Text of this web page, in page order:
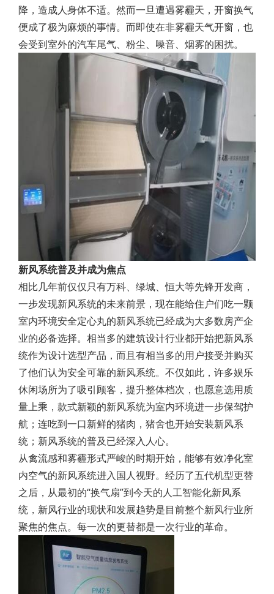
降，造成人身体不适。然而一旦遭遇雾霾天，开窗换气
便成了极为麻烦的事情。而即使在非雾霾天气开窗，也
会受到室外的汽车尾气、粉尘、噪音、烟雾的困扰。
新风系统普及并成为焦点
相比几年前仅仅只有万科、绿城、恒大等先锋开发商，
一步发现新风系统的未来前景，现在能给住户们吃一颗
室内环境安全定心丸的新风系统已经成为大多数房产企
业的必备选择。相当多的建筑设计行业都开始把新风系
统作为设计选型产品，而且有相当多的用户接受并购买
了他们认为安全可靠的新风系统。不仅如此，许多娱乐
休闲场所为了吸引顾客，提升整体档次，也愿意选用质
量上乘，款式新颖的新风系统为室内环境进一步保驾护
航；连吃到一口新鲜的猪肉，猪舍也开始安装新风系
统；新风系统的普及已经深入人心。
从禽流感和雾霾形式严峻的时期开始，能够有效净化室
内空气的新风系统进入国人视野。经历了五代机型更替
之后，从最初的“换气扇”到今天的人工智能化新风系
统，新风行业的现状和发展趋势是目前整个新风行业所
聚焦的焦点。每一次的更替都是一次行业的革命。